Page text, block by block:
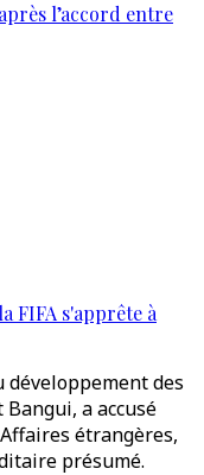
l’accord entre
FIFA s'apprête à
des
a accusé
étrangères,
présumé.